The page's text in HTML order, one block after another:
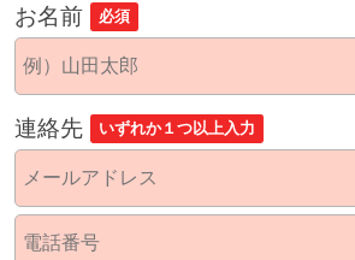
お名前 必須
連絡先 いずれか１つ以上入力